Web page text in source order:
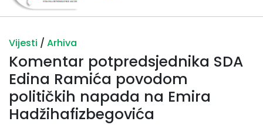
Vijesti / Arhiva
Komentar potpredsjednika SDA
Edina Ramića povodom
političkih napada na Emira
Hadžihafizbegovića